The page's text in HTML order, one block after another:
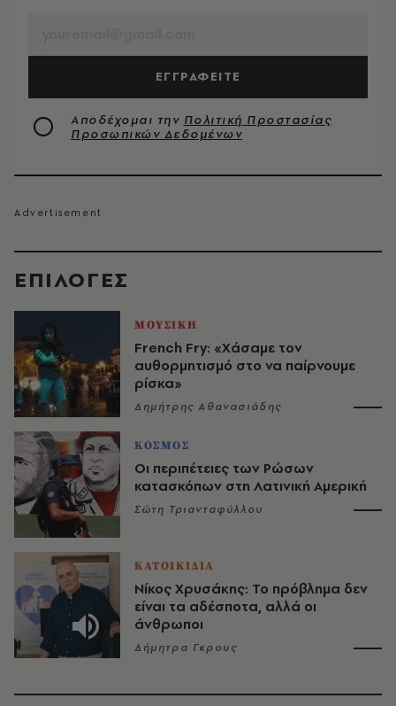
EΠΙΛΟΓΈΣ
ΜΟΥΣΙΚΗ
French Fry: «Χάσαμε τον
αυθορμητισμό στο να παίρνουμε
ρίσκα»
Δημήτρης Αθανασιάδης
ΚΟΣΜΟΣ
Οι περιπέτειες των Ρώσων
κατασκόπων στη Λατινική Αμερική
Σώτη Τριανταφύλλου
ΚΑΤΟΙΚΙΔΙΑ
Νίκος Χρυσάκης: Το πρόβλημα δεν
είναι τα αδέσποτα, αλλά οι
άνθρωποι
Δήμητρα Γκρους
ΕΓΓΡΑΦΕΙΤΕ
Αποδέχομαι την Πολιτική Προστασίας
Προσωπικών Δεδομένων